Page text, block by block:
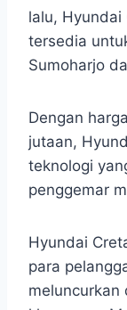
lalu, Hyundai
tersedia
Sumoharjo
Dengan
jutaan,
teknologi
penggemar
Hyundai
para
meluncurkan